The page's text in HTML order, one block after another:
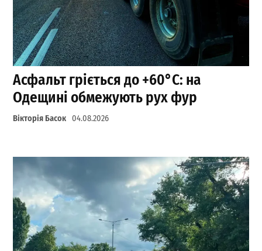
Асфальт гріється до +60°C: на
Одещині обмежують рух фур
Вікторія Басок 04.08.2026